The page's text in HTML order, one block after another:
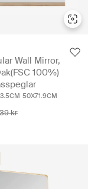
Wall Mirror,
100%)
50X71.9CM
kr